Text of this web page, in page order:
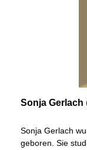
Sonja Gerlach
Sonja Gerlach
geboren. Sie